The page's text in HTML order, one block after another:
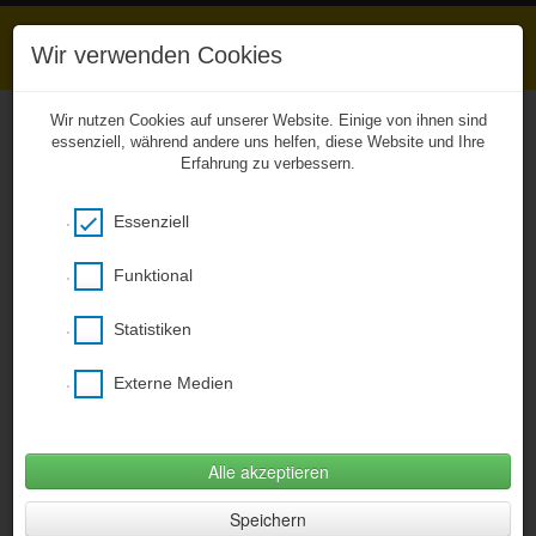
Unkompliziert zu den
Das Entwicklerteam von BCB Webhouse
einen kostenfreien Zugang zu unserer
verwenden, ein Smartphone wird nicht
Fotogalerie»Ein Tag für die Verkehrserziehung
Wir verwenden Cookies
Wir nutzen Cookies auf unserer Website. Einige von ihnen sind
essenziell, während andere uns helfen, diese Website und Ihre
Erfahrung zu verbessern.
Essenziell
Funktional
Statistiken
Externe Medien
Alle akzeptieren
Speichern